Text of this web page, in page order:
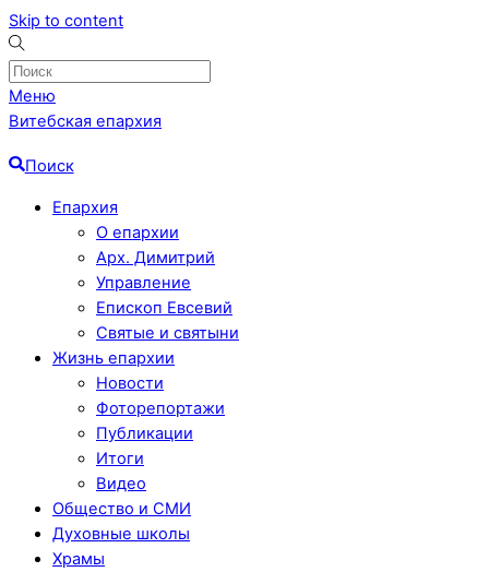
Skip to content
Меню
Витебская епархия
Поиск
Епархия
О епархии
Арх. Димитрий
Управление
Епископ Евсевий
Святые и святыни
Жизнь епархии
Новости
Фоторепортажи
Публикации
Итоги
Видео
Общество и СМИ
Духовные школы
Храмы